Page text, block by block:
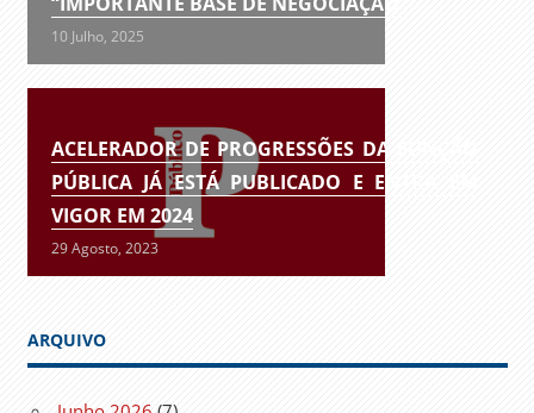
10 Julho, 2025
ACELERADOR DE PROGRESSÕES DA FUNÇÃO
PÚBLICA JÁ ESTÁ PUBLICADO E ENTRA EM
VIGOR EM 2024
29 Agosto, 2023
ARQUIVO